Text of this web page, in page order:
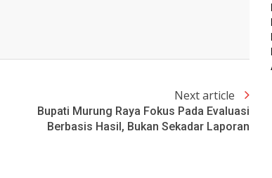
Next article
Bupati Murung Raya Fokus Pada Evaluasi
Berbasis Hasil, Bukan Sekadar Laporan